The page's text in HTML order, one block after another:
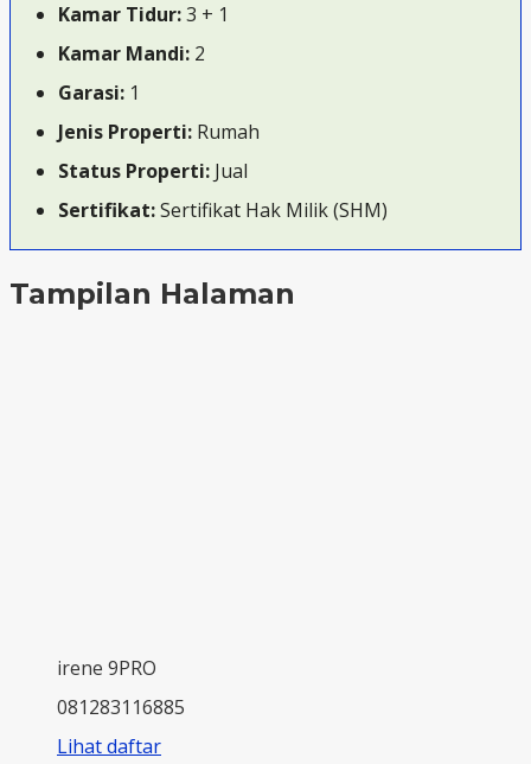
Kamar Tidur:3 + 1
Kamar Mandi: 2
Garasi: 1
Jenis Properti: Rumah
Status Properti: Jual
Sertifikat:Sertifikat Hak Milik (SHM)
Tampilan Halaman
irene 9PRO
081283116885
Lihat daftar